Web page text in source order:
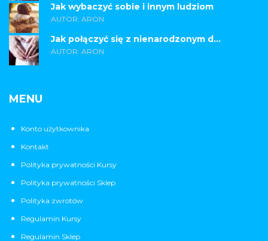
Jak wybaczyć sobie i innym ludziom
AUTOR: ARON
Jak połączyć się z nienarodzonym d...
AUTOR: ARON
MENU
Konto użytkownika
Kontakt
Polityka prywatności Kursy
Polityka prywatności Sklep
Polityka zwrotów
Regulamin Kursy
Regulamin Sklep